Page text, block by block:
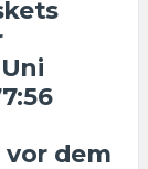
vor dem